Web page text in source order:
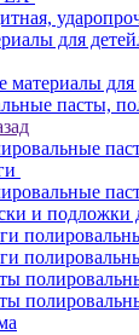
для
материалы для
пасты,
и подложки